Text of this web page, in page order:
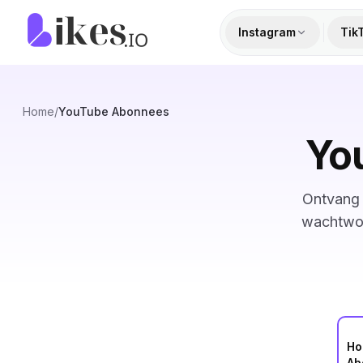
Naar inhoud springen
Instagram
Home/YouTube Abonnees